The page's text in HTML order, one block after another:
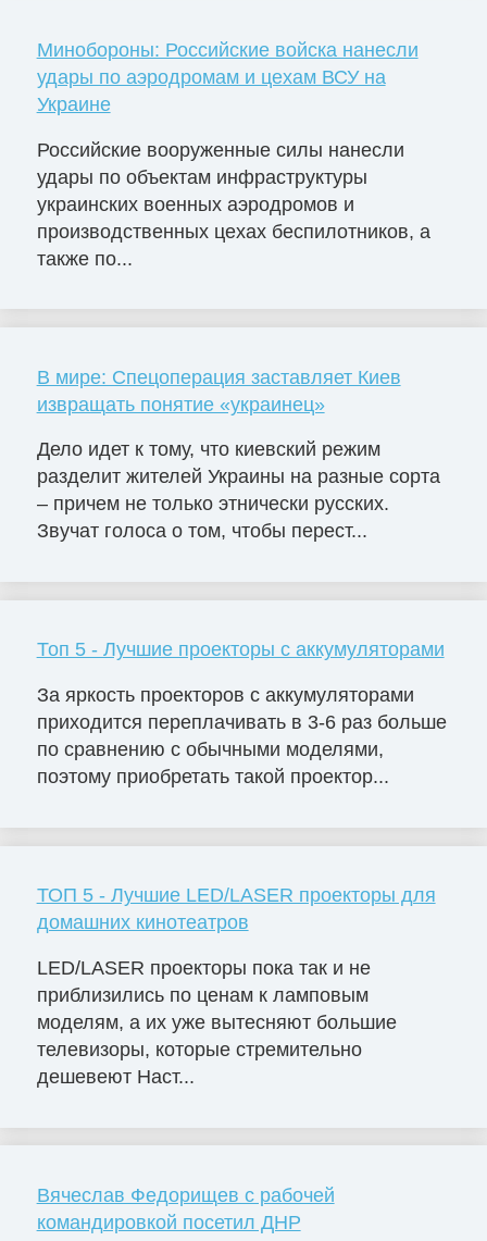
Минобороны: Российские войска нанесли
удары по аэродромам и цехам ВСУ на
Украине
Российские вооруженные силы нанесли
удары по объектам инфраструктуры
украинских военных аэродромов и
производственных цехах беспилотников, а
также по...
В мире: Спецоперация заставляет Киев
извращать понятие «украинец»
Дело идет к тому, что киевский режим
разделит жителей Украины на разные сорта
– причем не только этнически русских.
Звучат голоса о том, чтобы перест...
Топ 5 - Лучшие проекторы с аккумуляторами
За яркость проекторов с аккумуляторами
приходится переплачивать в 3-6 раз больше
по сравнению с обычными моделями,
поэтому приобретать такой проектор...
ТОП 5 - Лучшие LED/LASER проекторы для
домашних кинотеатров
LED/LASER проекторы пока так и не
приблизились по ценам к ламповым
моделям, а их уже вытесняют большие
телевизоры, которые стремительно
дешевеют Наст...
Вячеслав Федорищев с рабочей
командировкой посетил ДНР